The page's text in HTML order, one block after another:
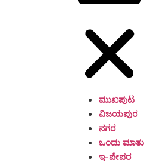
ಮುಖಪುಟ
ವಿಜಯಪುರ
ನಗರ
ಒಂದು ಮಾತು
ಇ-ಪೇಪರ